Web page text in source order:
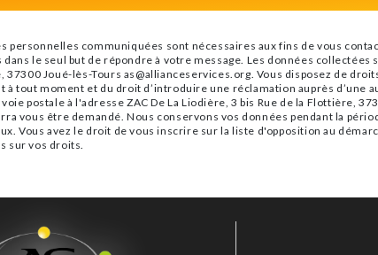
personnelles communiquées sont nécessaires aux fins de vous
le seul but de répondre à votre message. Les données
37300 Joué-lès-Tours as@allianceservices.org. Vous disposez de
à tout moment et du droit d’introduire une réclamation auprès
postale à l'adresse ZAC De La Liodière, 3 bis Rue de la Flottière,
vous être demandé. Nous conservons vos données pendant la
Vous avez le droit de vous inscrire sur la liste d'opposition au
sur vos droits.